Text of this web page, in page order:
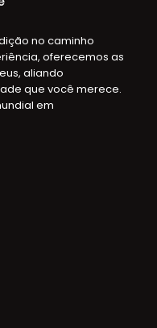
no caminho
oferecemos as
aliando
que você merece.
em